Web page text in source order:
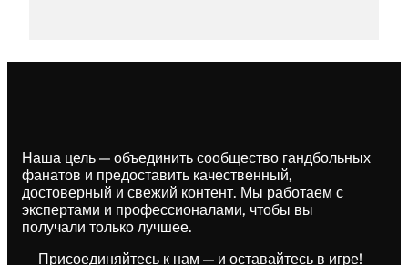
Наша цель — объединить сообщество гандбольных
фанатов и предоставить качественный,
достоверный и свежий контент. Мы работаем с
экспертами и профессионалами, чтобы вы
получали только лучшее.
Присоединяйтесь к нам — и оставайтесь в игре!